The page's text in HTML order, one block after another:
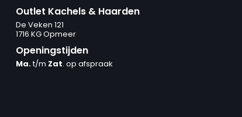
Outlet Kachels & Haarden
De Veken 121
1716 KG Opmeer
Openingstijden
Ma.t/m Zat. op afspraak